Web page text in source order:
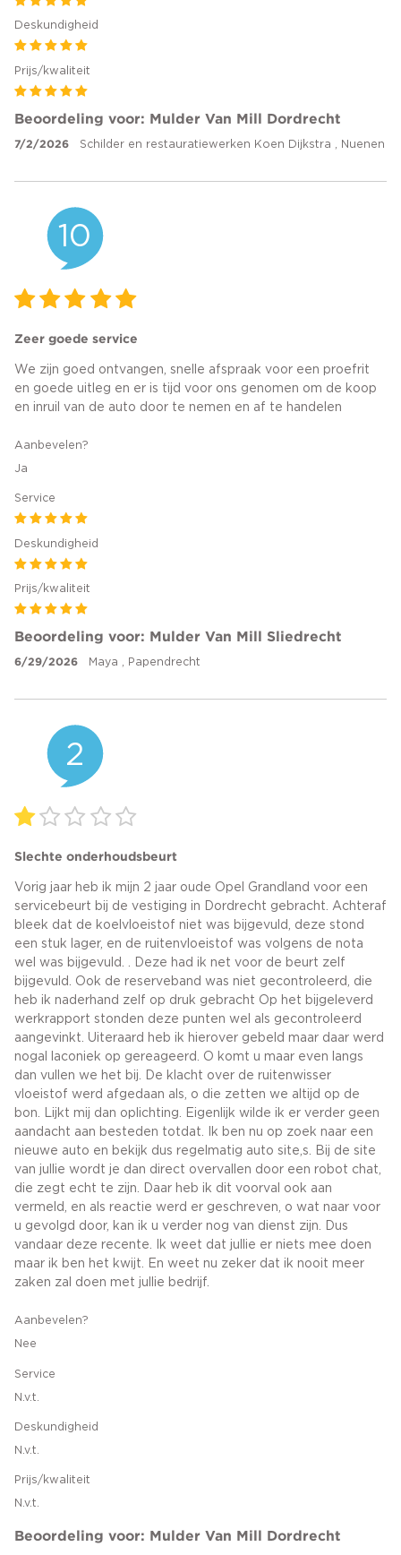
Deskundigheid
Prijs/kwaliteit
Beoordeling voor: Mulder Van Mill Dordrecht
7/2/2026 Schilder en restauratiewerken Koen Dijkstra , Nuenen
10
Zeer goede service
We zijn goed ontvangen, snelle afspraak voor een proefrit
en goede uitleg en er is tijd voor ons genomen om de koop
en inruil van de auto door te nemen en af te handelen
Aanbevelen?
Ja
Service
Deskundigheid
Prijs/kwaliteit
Beoordeling voor: Mulder Van Mill Sliedrecht
6/29/2026 Maya , Papendrecht
2
Slechte onderhoudsbeurt
Vorig jaar heb ik mijn 2 jaar oude Opel Grandland voor een
servicebeurt bij de vestiging in Dordrecht gebracht. Achteraf
bleek dat de koelvloeistof niet was bijgevuld, deze stond
een stuk lager, en de ruitenvloeistof was volgens de nota
wel was bijgevuld. . Deze had ik net voor de beurt zelf
bijgevuld. Ook de reserveband was niet gecontroleerd, die
heb ik naderhand zelf op druk gebracht Op het bijgeleverd
werkrapport stonden deze punten wel als gecontroleerd
aangevinkt. Uiteraard heb ik hierover gebeld maar daar werd
nogal laconiek op gereageerd. O komt u maar even langs
dan vullen we het bij. De klacht over de ruitenwisser
vloeistof werd afgedaan als, o die zetten we altijd op de
bon. Lijkt mij dan oplichting. Eigenlijk wilde ik er verder geen
aandacht aan besteden totdat. Ik ben nu op zoek naar een
nieuwe auto en bekijk dus regelmatig auto site,s. Bij de site
van jullie wordt je dan direct overvallen door een robot chat,
die zegt echt te zijn. Daar heb ik dit voorval ook aan
vermeld, en als reactie werd er geschreven, o wat naar voor
u gevolgd door, kan ik u verder nog van dienst zijn. Dus
vandaar deze recente. Ik weet dat jullie er niets mee doen
maar ik ben het kwijt. En weet nu zeker dat ik nooit meer
zaken zal doen met jullie bedrijf.
Aanbevelen?
Nee
Service
N.v.t.
Deskundigheid
N.v.t.
Prijs/kwaliteit
N.v.t.
Beoordeling voor: Mulder Van Mill Dordrecht